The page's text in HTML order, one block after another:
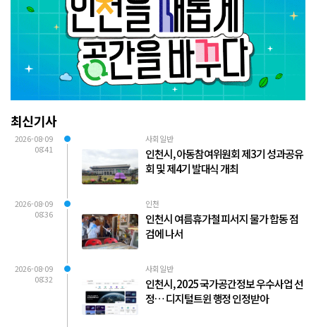
최신기사
2026-08-09
08:41
사회일반
인천시, 아동참여위원회 제3기 성과공유
회 및 제4기 발대식 개최
2026-08-09
08:36
인천
인천시 여름휴가철 피서지 물가 합동 점
검에 나서
2026-08-09
08:32
사회일반
인천시, 2025 국가공간정보 우수사업 선
정… 디지털트윈 행정 인정받아